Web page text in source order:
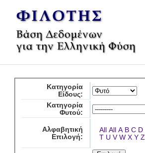
Κατηγορία
Είδους:
Κατηγορία
Φυτού:
Αλφαβητική
Επιλογή:
All All A B C D
T U V W X Y Z